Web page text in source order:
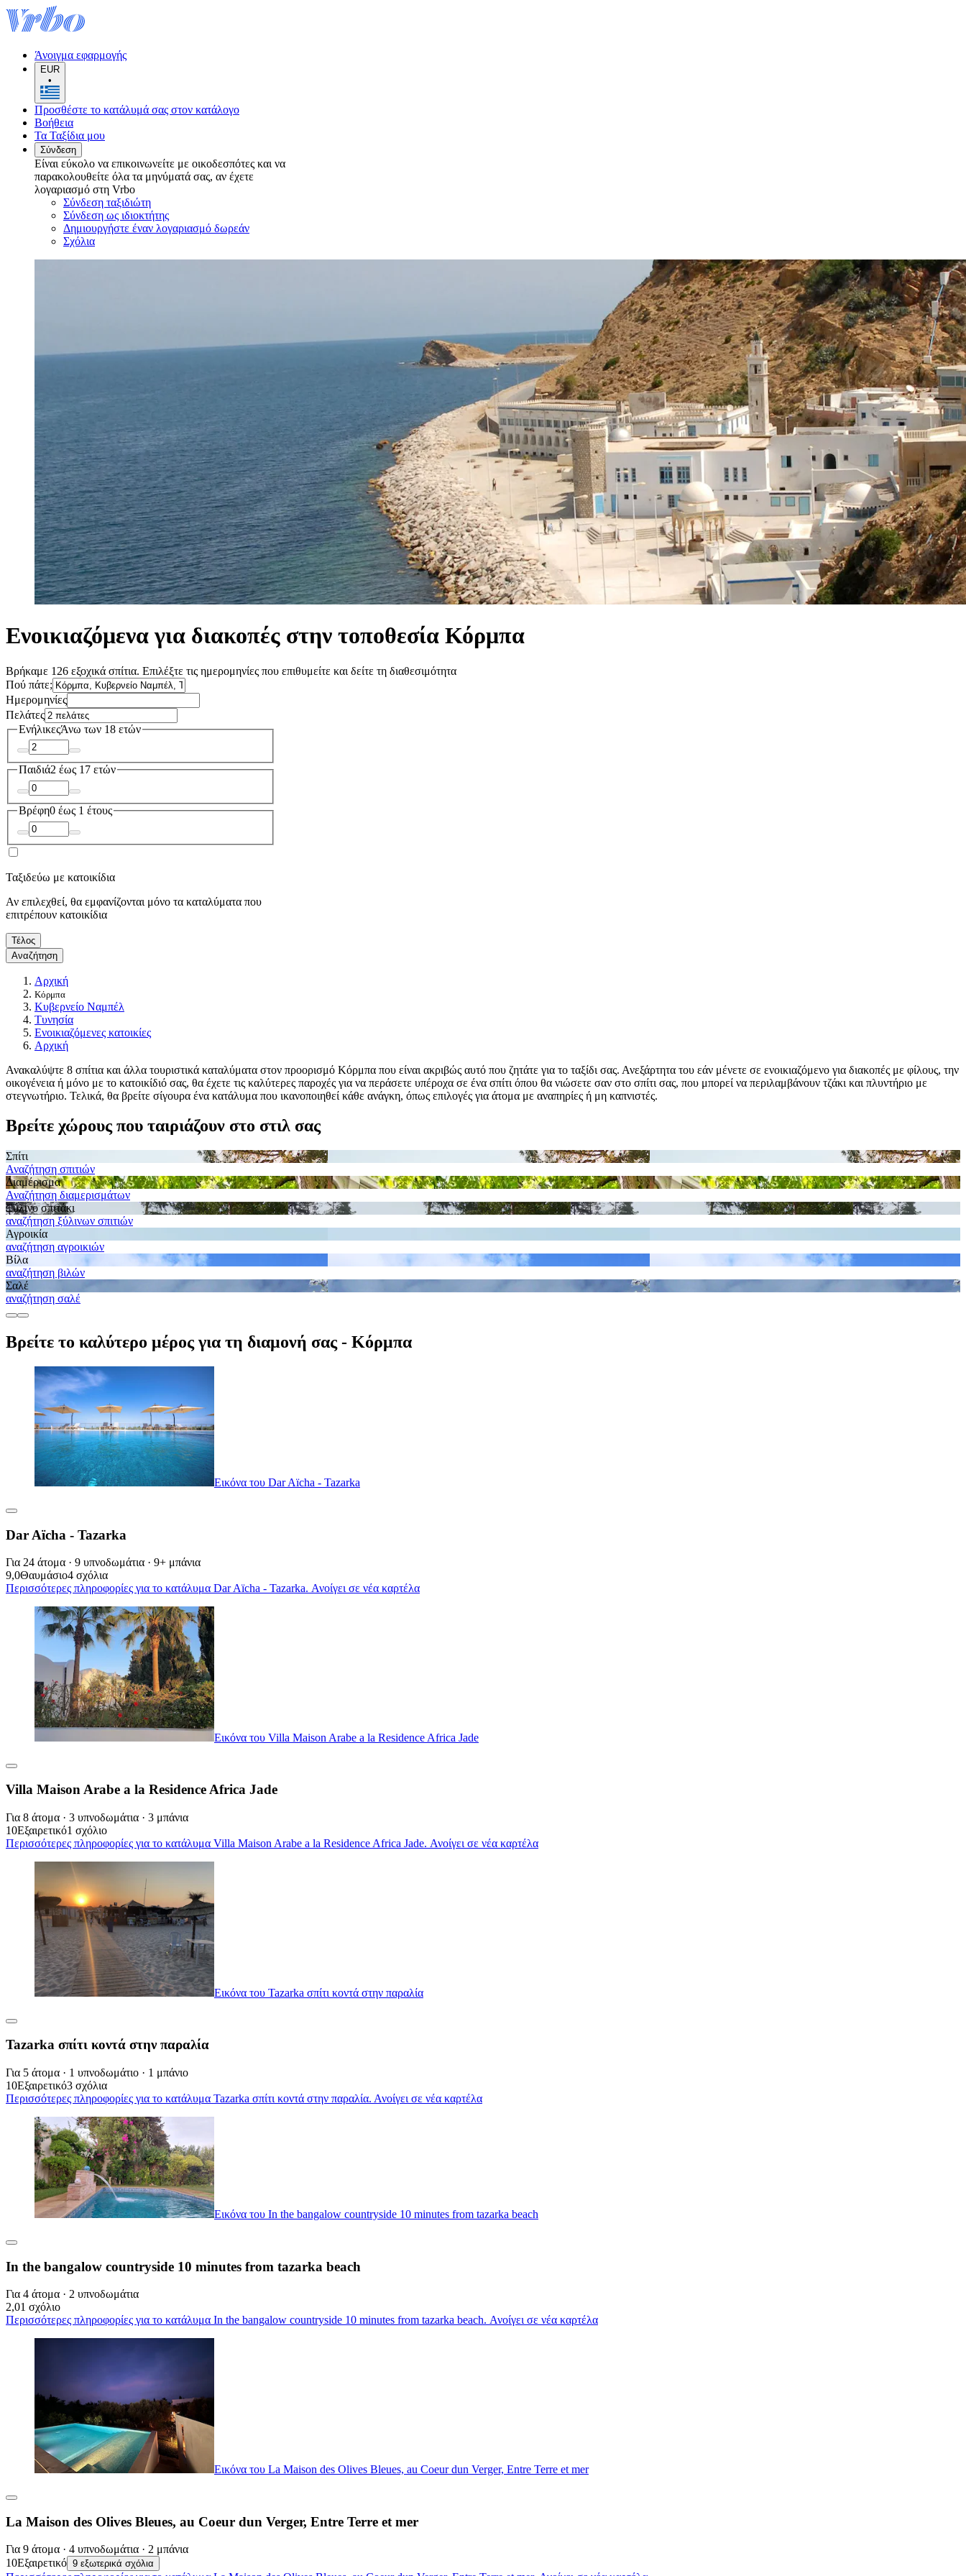
Άνοιγμα εφαρμογής
EUR
•
Προσθέστε το κατάλυμά σας στον κατάλογο
Βοήθεια
Τα Ταξίδια μου
Σύνδεση
Είναι εύκολο να επικοινωνείτε με οικοδεσπότες και να
παρακολουθείτε όλα τα μηνύματά σας, αν έχετε
λογαριασμό στη Vrbo
Σύνδεση ταξιδιώτη
Σύνδεση ως ιδιοκτήτης
Δημιουργήστε έναν λογαριασμό δωρεάν
Σχόλια
Ενοικιαζόμενα για διακοπές στην τοποθεσία Κόρμπα
Βρήκαμε 126 εξοχικά σπίτια. Επιλέξτε τις ημερομηνίες που επιθυμείτε και δείτε τη διαθεσιμότητα
Πού πάτε;
Ημερομηνίες
Πελάτες
ΕνήλικεςΆνω των 18 ετών
Παιδιά2 έως 17 ετών
Βρέφη0 έως 1 έτους
Ταξιδεύω με κατοικίδια
Αν επιλεχθεί, θα εμφανίζονται μόνο τα καταλύματα που
επιτρέπουν κατοικίδια
Τέλος
Αναζήτηση
Αρχική
Κόρμπα
Κυβερνείο Ναμπέλ
Τυνησία
Ενοικιαζόμενες κατοικίες
Αρχική
Ανακαλύψτε 8 σπίτια και άλλα τουριστικά καταλύματα στον προορισμό Κόρμπα που είναι ακριβώς αυτό που ζητάτε για το ταξίδι σας. Ανεξάρτητα του εάν μένετε σε ενοικιαζόμενο για διακοπές με φίλους, την
οικογένεια ή μόνο με το κατοικίδιό σας, θα έχετε τις καλύτερες παροχές για να περάσετε υπέροχα σε ένα σπίτι όπου θα νιώσετε σαν στο σπίτι σας, που μπορεί να περιλαμβάνουν τζάκι και πλυντήριο με
στεγνωτήριο. Τελικά, θα βρείτε σίγουρα ένα κατάλυμα που ικανοποιηθεί κάθε ανάγκη, όπως επιλογές για άτομα με αναπηρίες ή μη καπνιστές.
Βρείτε χώρους που ταιριάζουν στο στιλ σας
Σπίτι
Αναζήτηση σπιτιών
Διαμέρισμα
Αναζήτηση διαμερισμάτων
Ξύλινο σπιτάκι
αναζήτηση ξύλινων σπιτιών
Αγροικία
αναζήτηση αγροικιών
Βίλα
αναζήτηση βιλών
Σαλέ
αναζήτηση σαλέ
Βρείτε το καλύτερο μέρος για τη διαμονή σας - Κόρμπα
Εικόνα του Dar Aïcha - Tazarka
Dar Aïcha - Tazarka
Για 24 άτομα · 9 υπνοδωμάτια · 9+ μπάνια
9,0Θαυμάσιο4 σχόλια
Περισσότερες πληροφορίες για το κατάλυμα Dar Aïcha - Tazarka. Ανοίγει σε νέα καρτέλα
Εικόνα του Villa Maison Arabe a la Residence Africa Jade
Villa Maison Arabe a la Residence Africa Jade
Για 8 άτομα · 3 υπνοδωμάτια · 3 μπάνια
10Εξαιρετικό1 σχόλιο
Περισσότερες πληροφορίες για το κατάλυμα Villa Maison Arabe a la Residence Africa Jade. Ανοίγει σε νέα καρτέλα
Εικόνα του Tazarka σπίτι κοντά στην παραλία
Tazarka σπίτι κοντά στην παραλία
Για 5 άτομα · 1 υπνοδωμάτιο · 1 μπάνιο
10Εξαιρετικό3 σχόλια
Περισσότερες πληροφορίες για το κατάλυμα Tazarka σπίτι κοντά στην παραλία. Ανοίγει σε νέα καρτέλα
Εικόνα του In the bangalow countryside 10 minutes from tazarka beach
In the bangalow countryside 10 minutes from tazarka beach
Για 4 άτομα · 2 υπνοδωμάτια
2,01 σχόλιο
Περισσότερες πληροφορίες για το κατάλυμα In the bangalow countryside 10 minutes from tazarka beach. Ανοίγει σε νέα καρτέλα
Εικόνα του La Maison des Olives Bleues, au Coeur dun Verger, Entre Terre et mer
La Maison des Olives Bleues, au Coeur dun Verger, Entre Terre et mer
Για 9 άτομα · 4 υπνοδωμάτια · 2 μπάνια
10Εξαιρετικό 9 εξωτερικά σχόλια